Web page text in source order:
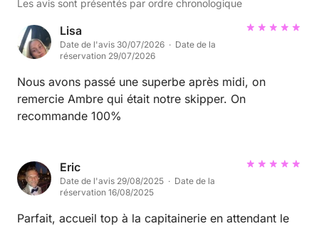
Les avis sont présentés par ordre chronologique
Lisa
Date de l'avis 30/07/2026 · Date de la
réservation 29/07/2026
Nous avons passé une superbe après midi, on
remercie Ambre qui était notre skipper. On
recommande 100%
Eric
Date de l'avis 29/08/2025 · Date de la
réservation 16/08/2025
Parfait, accueil top à la capitainerie en attendant le